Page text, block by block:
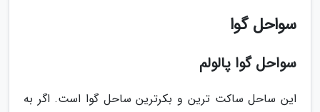
سواحل گوا
سواحل گوا پالولم
این ساحل ساکت ترین و بکرترین ساحل گوا است. اگر به